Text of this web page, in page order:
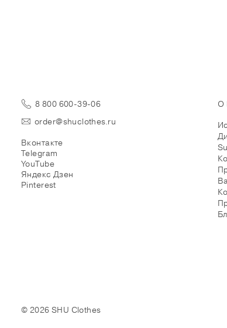
8 800 600-39-06
order@shuclothes.ru
Вконтакте
Telegram
YouTube
Яндекс Дзен
Pinterest
О
© 2026 SHU Clothes